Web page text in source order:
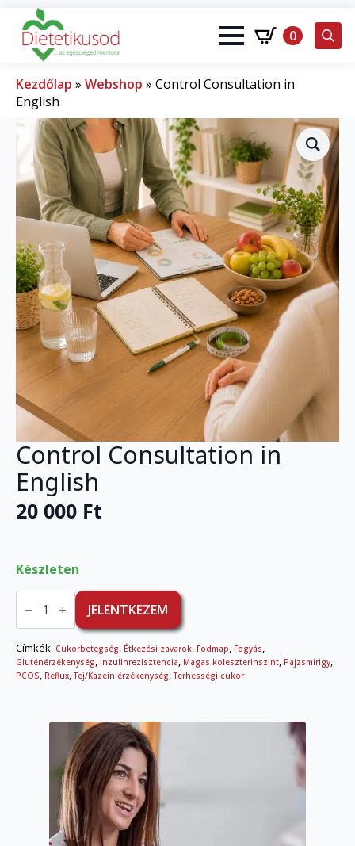
0
Kezdőlap » Webshop » Control Consultation in
English
Control Consultation in
English
20 000 Ft
Készleten
Control
Consultation
English
mennyiség
JELENTKEZEM
Címkék: Cukorbetegség, Étkezési zavarok, Fodmap, Fogyás,
Gluténérzékenység, Inzulinrezisztencia, Magas koleszterinszint, Pajzsmirigy,
PCOS, Reflux,Tej/Kazein érzékenység,Terhességi cukor